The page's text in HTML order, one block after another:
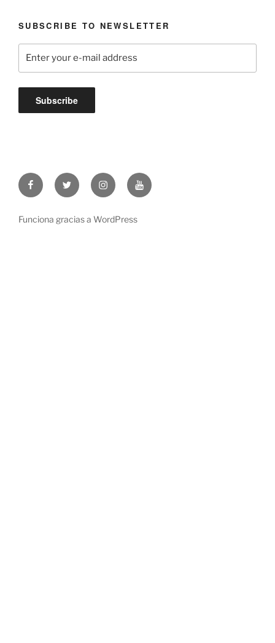
SUBSCRIBE TO NEWSLETTER
FacebookTwitter InstagramYoutube
Funciona gracias a WordPress